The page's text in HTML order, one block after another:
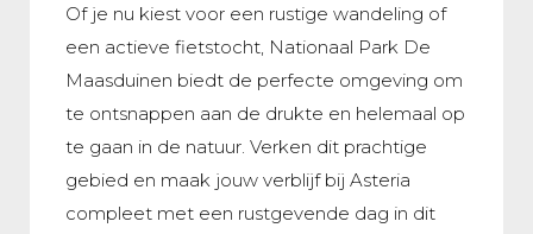
Of je nu kiest voor een rustige wandeling of
een actieve fietstocht, Nationaal Park De
Maasduinen biedt de perfecte omgeving om
te ontsnappen aan de drukte en helemaal op
te gaan in de natuur. Verken dit prachtige
gebied en maak jouw verblijf bij Asteria
compleet met een rustgevende dag in dit